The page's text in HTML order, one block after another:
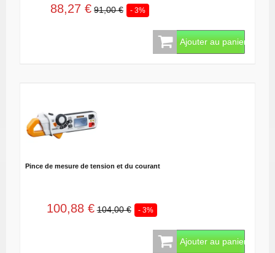
88,27 € 91,00 € - 3%
Ajouter au panier
Pince de mesure de tension et du courant
100,88 € 104,00 € - 3%
Ajouter au panier